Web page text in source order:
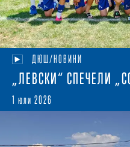
ДЮШ/НОВИНИ
„ЛЕВСКИ“ СПЕЧЕЛИ
1 юли 2026